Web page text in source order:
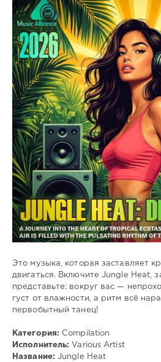
Музыка
trigall
40
DnB,
Bassline,
Jungle,
Electro
Это музыка, которая заставляет
двигаться. Включите Jungle Heat,
представьте: вокруг вас —
густ от влажности, а ритм всё
первобытный танец!
Категория: Compilation
Исполнитель: Various Artist
Название: Jungle Heat